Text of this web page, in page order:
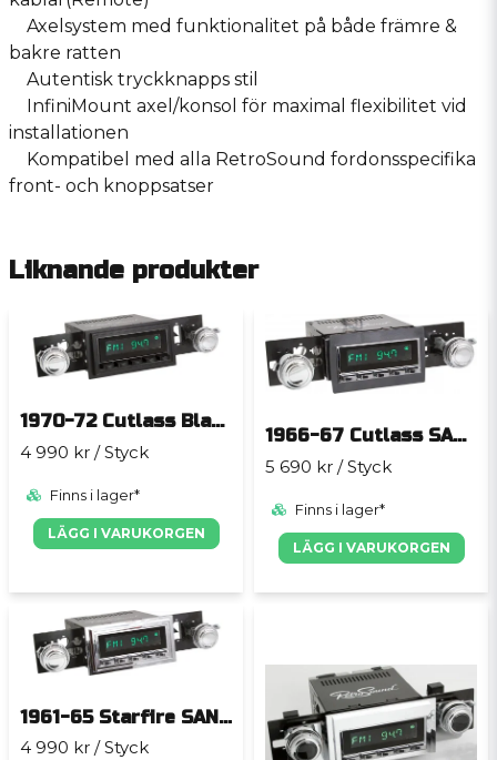
Axelsystem med funktionalitet på både främre &
bakre ratten
Autentisk tryckknapps stil
InfiniMount axel/konsol för maximal flexibilitet vid
installationen
Kompatibel med alla RetroSound fordonsspecifika
front- och knoppsatser
Liknande produkter
1970-72 Cutlass Black SANTA BARBARA
4 990 kr / Styck
Finns i lager*
LÄGG I VARUKORGEN
1966-67 Cutlass SAN DIEGO
5 690 kr / Styck
Finns i lager*
LÄGG I VARUKORGEN
1961-65 Starfire SANTA BARBARA
4 990 kr / Styck